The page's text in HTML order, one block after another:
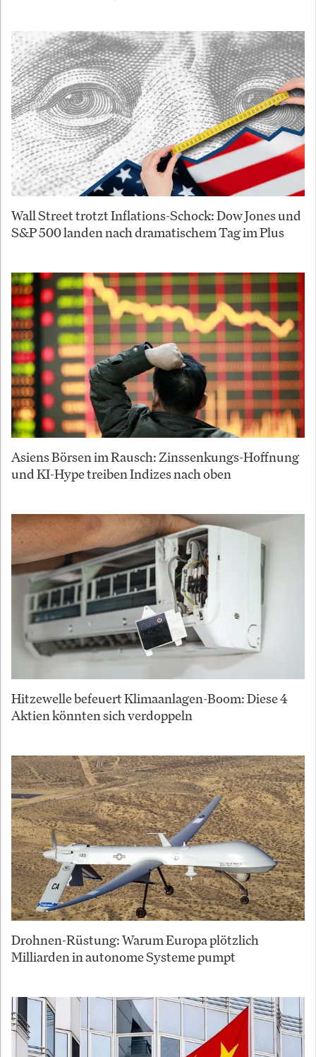
Wall Street trotzt Inflations-Schock: Dow Jones und
S&P 500 landen nach dramatischem Tag im Plus
Asiens Börsen im Rausch: Zinssenkungs-Hoffnung
und KI-Hype treiben Indizes nach oben
Hitzewelle befeuert Klimaanlagen-Boom: Diese 4
Aktien könnten sich verdoppeln
Drohnen-Rüstung: Warum Europa plötzlich
Milliarden in autonome Systeme pumpt